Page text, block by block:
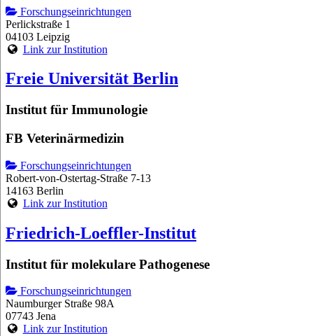
Forschungseinrichtungen
Perlickstraße 1
04103 Leipzig
Link zur Institution
Freie Universität Berlin
Institut für Immunologie
FB Veterinärmedizin
Forschungseinrichtungen
Robert-von-Ostertag-Straße 7-13
14163 Berlin
Link zur Institution
Friedrich-Loeffler-Institut
Institut für molekulare Pathogenese
Forschungseinrichtungen
Naumburger Straße 98A
07743 Jena
Link zur Institution